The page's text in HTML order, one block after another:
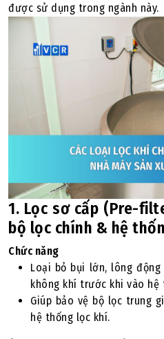
được sử dụng trong ngành này.
1. Lọc sơ cấp (Pre-
bộ lọc chính & hệ
Chức năng
Loại bỏ bụi lớn, lông
không khí trước khi vào hệ
Giúp bảo vệ bộ lọc trung
hệ thống lọc khí.